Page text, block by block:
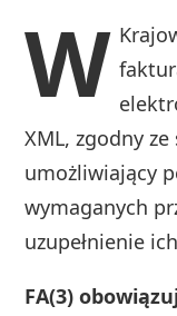
W
XML, zgodny
umożliwiający
wymaganych
uzupełnienie
FA(3)